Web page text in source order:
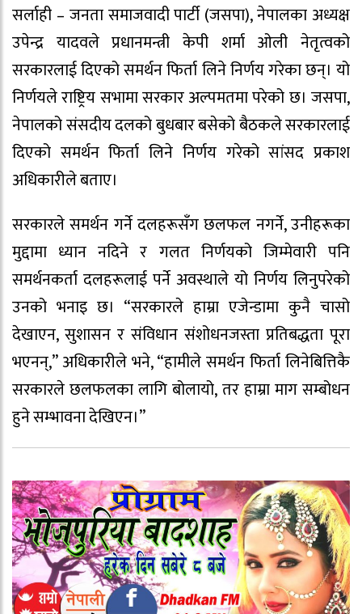
सर्लाही – जनता समाजवादी पार्टी (जसपा), नेपालका अध्यक्ष
उपेन्द्र यादवले प्रधानमन्त्री केपी शर्मा ओली नेतृत्वको
सरकारलाई दिएको समर्थन फिर्ता लिने निर्णय गरेका छन्। यो
निर्णयले राष्ट्रिय सभामा सरकार अल्पमतमा परेको छ। जसपा,
नेपालको संसदीय दलको बुधबार बसेको बैठकले सरकारलाई
दिएको समर्थन फिर्ता लिने निर्णय गरेको सांसद प्रकाश
अधिकारीले बताए।
सरकारले समर्थन गर्ने दलहरूसँग छलफल नगर्ने, उनीहरूका
मुद्दामा ध्यान नदिने र गलत निर्णयको जिम्मेवारी पनि
समर्थनकर्ता दलहरूलाई पर्ने अवस्थाले यो निर्णय लिनुपरेको
उनको भनाइ छ। “सरकारले हाम्रा एजेन्डामा कुनै चासो
देखाएन, सुशासन र संविधान संशोधनजस्ता प्रतिबद्धता पूरा
भएनन्,” अधिकारीले भने, “हामीले समर्थन फिर्ता लिनेबित्तिकै
सरकारले छलफलका लागि बोलायो, तर हाम्रा माग सम्बोधन
हुने सम्भावना देखिएन।”